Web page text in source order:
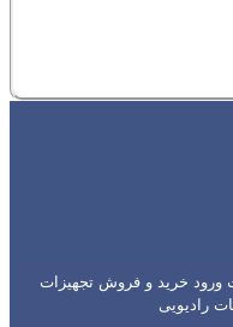
ورود خرید و فروش تجهیزات
رادیویی